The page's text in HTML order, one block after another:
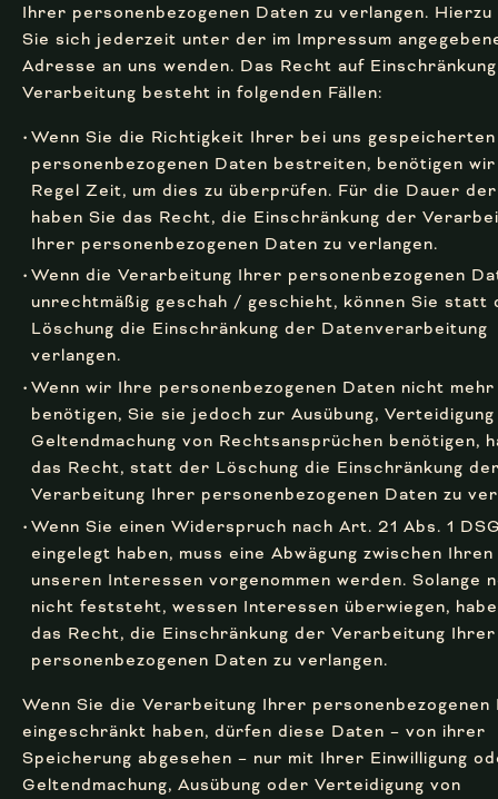
Ihrer personenbezogenen Daten zu verlangen. Hierzu
Sie sich jederzeit unter der im Impressum
Adresse an uns wenden. Das Recht auf
Verarbeitung besteht in folgenden Fällen:
Wenn Sie die Richtigkeit Ihrer bei uns gespeicherten
personenbezogenen Daten bestreiten, benötigen
Regel Zeit, um dies zu überprüfen. Für die Dauer
haben Sie das Recht, die Einschränkung der
Ihrer personenbezogenen Daten zu verlangen.
Wenn die Verarbeitung Ihrer personenbezogenen
unrechtmäßig geschah / geschieht, können Sie statt
Löschung die Einschränkung der Datenverarbeitung
verlangen.
Wenn wir Ihre personenbezogenen Daten nicht mehr
benötigen, Sie sie jedoch zur Ausübung,
Geltendmachung von Rechtsansprüchen benötigen,
das Recht, statt der Löschung die Einschränkung
Verarbeitung Ihrer personenbezogenen Daten zu
Wenn Sie einen Widerspruch nach Art. 21 Abs. 1
eingelegt haben, muss eine Abwägung zwischen Ihren
unseren Interessen vorgenommen werden. Solange
nicht feststeht, wessen Interessen überwiegen,
das Recht, die Einschränkung der Verarbeitung Ihrer
personenbezogenen Daten zu verlangen.
Wenn Sie die Verarbeitung Ihrer personenbezogenen
eingeschränkt haben, dürfen diese Daten – von ihrer
Speicherung abgesehen – nur mit Ihrer Einwilligung
Geltendmachung, Ausübung oder Verteidigung von